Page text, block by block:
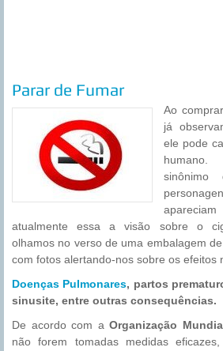
Parar de Fumar
Ao
já
ele pode
atualmente essa a visão sobre o
olhamos no verso de uma embalagem
com fotos alertando-nos sobre os efeitos
Doenças Pulmonares, partos
sinusite, entre outras consequências.
De acordo com aOrganização
não forem tomadas medidas